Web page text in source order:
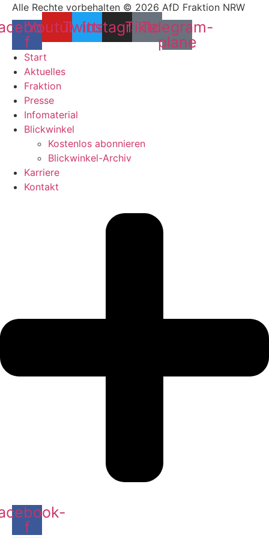
Alle Rechte vorbehalten © 2026 AfD Fraktion NRW
f
YoutubeTwitter
Instagram
Tiktok
Telegram-
plane
Start
Aktuelles
Fraktion
Presse
Infomaterial
Blickwinkel
Kostenlos abonnieren
Blickwinkel-Archiv
Karriere
Kontakt
f